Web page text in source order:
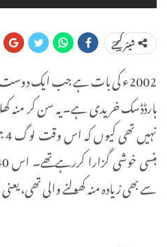
شیئر کیجئے
ہارڈڈسک خریدی ہے۔ یہ سن کر منہ کھلا
سے بھی زیادہ منہ کھولنے والی تھی،